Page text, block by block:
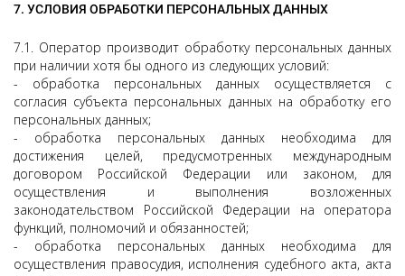
7. УСЛОВИЯ ОБРАБОТКИ ПЕРСОНАЛЬНЫХ ДАННЫХ
7.1. Оператор производит обработку персональных данных
при наличии хотя бы одного из следующих условий:
- обработка персональных данных осуществляется с
согласия субъекта персональных данных на обработку его
персональных данных;
- обработка персональных данных необходима для
достижения целей, предусмотренных международным
договором Российской Федерации или законом, для
осуществления и выполнения возложенных
законодательством Российской Федерации на оператора
функций, полномочий и обязанностей;
- обработка персональных данных необходима для
осуществления правосудия, исполнения судебного акта, акта